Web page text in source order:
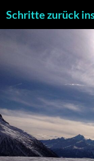
Inhalt
Schritte zurück